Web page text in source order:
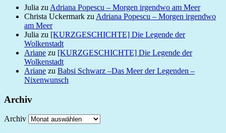
Julia zu Adriana Popescu – Morgen irgendwo am Meer
Christa Uckermark zu Adriana Popescu – Morgen irgendwo
am Meer
Julia zu [KURZGESCHICHTE] Die Legende der
Wolkenstadt
Ariane zu [KURZGESCHICHTE] Die Legende der
Wolkenstadt
Ariane zu Babsi Schwarz –Das Meer der Legenden –
Nixenwunsch
Archiv
Archiv